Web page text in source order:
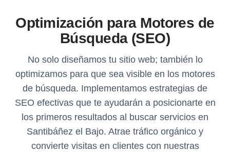
Optimización para Motores de
Búsqueda (SEO)
No solo diseñamos tu sitio web; también lo
optimizamos para que sea visible en los motores
de búsqueda. Implementamos estrategias de
SEO efectivas que te ayudarán a posicionarte en
los primeros resultados al buscar servicios en
Santibáñez el Bajo. Atrae tráfico orgánico y
convierte visitas en clientes con nuestras